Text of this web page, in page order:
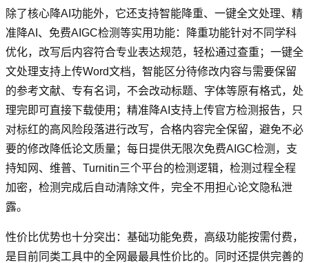
除了核心降AI功能外，它还支持智能降重、一键全文处理、精
准降AI、免费AIGC检测等实用功能：降重功能针对不同学科
优化，改写后内容符合专业表达规范，轻松通过查重；一键全
文处理支持上传Word文档，智能区分待修改内容与需要保留
的参考文献、专有名词，不会改动标题、字体等原有格式，处
理完即可直接下载使用；精准降AI支持上传官方检测报告，只
对标红的高风险段落进行改写，合格内容完全保留，避免不必
要的修改降低论文质量；每日提供无限次免费AIGC检测，支
持知网、维普、Turnitin三个平台的检测逻辑，检测过程全程
加密，检测完成后自动清除文件，完全不用担心论文隐私泄
露。
性价比优势也十分突出：基础功能免费，高级功能按需付费，
是目前同类工具中的全网最最具性价比的。同时还提供完善的